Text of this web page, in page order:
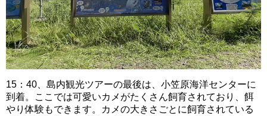
15：40、島内観光ツアーの最後は、小笠原海洋センターに
到着。ここでは可愛いカメがたくさん飼育されており、餌
やり体験もできます。カメの大きさごとに飼育されている